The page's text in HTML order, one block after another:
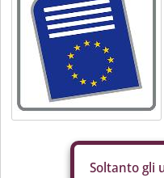
Soltanto gli